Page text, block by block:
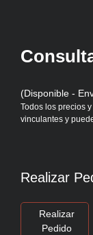
(Disponible -
Todos los precios
vinculantes y
Realizar
Realizar
Pedido